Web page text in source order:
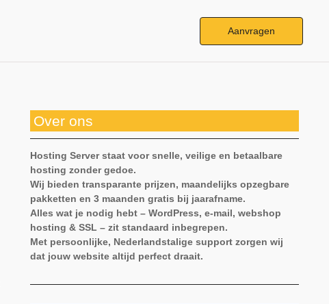
Aanvragen
Over ons
Hosting Server staat voor snelle, veilige en betaalbare
hosting zonder gedoe.
Wij bieden transparante prijzen, maandelijks opzegbare
pakketten en 3 maanden gratis bij jaarafname.
Alles wat je nodig hebt – WordPress, e-mail, webshop
hosting & SSL – zit standaard inbegrepen.
Met persoonlijke, Nederlandstalige support zorgen wij
dat jouw website altijd perfect draait.